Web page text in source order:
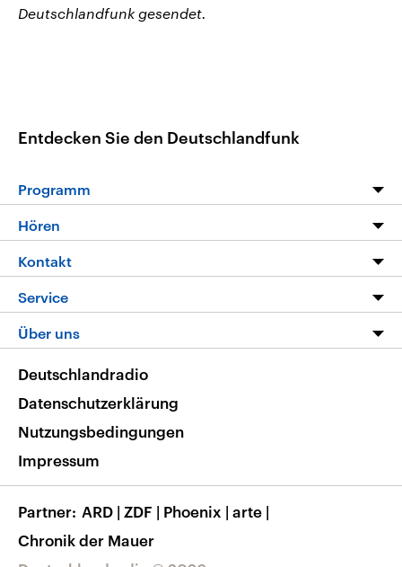
Deutschlandfunk gesendet.
Entdecken Sie den Deutschlandfunk
Programm
Programm
Die Nachrichten
Nachrichtenleicht
Neue Beiträge auf dlf.de
Hören
Livestream
Podcasts
Deutschlandfunk App
Nachrichten App
Frequenzen
Kontakt
Hörerservice
Service
FAQ
Veranstaltungen
Musikliste
RSS
Über uns
Barrierefreiheit
Deutschlandradio
Datenschutzerklärung
Nutzungsbedingungen
Impressum
Partner ARD | ZDF | Phoenix | arte |
Chronik der Mauer